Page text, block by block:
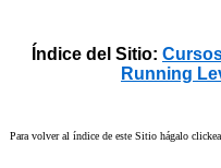
Índice del Sitio:
Running
Para volver al índice de este Sitio hágalo